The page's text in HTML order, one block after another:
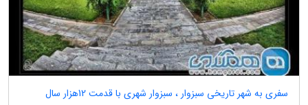
سفری به شهر تاریخی سبزوار ، سبزوار شهری با قدمت 12هزار سال